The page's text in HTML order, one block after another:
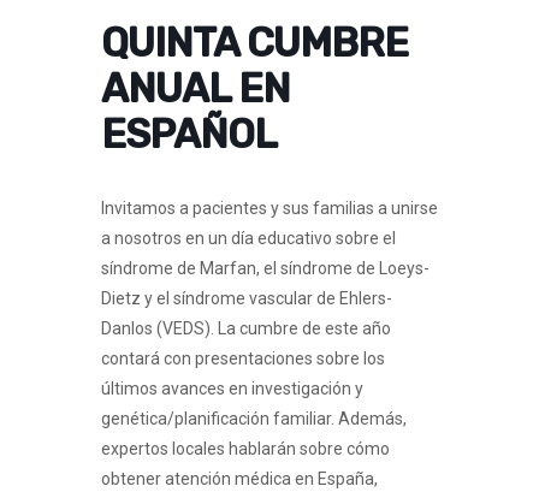
QUINTA CUMBRE
ANUAL EN
ESPAÑOL
Invitamos a pacientes y sus familias a unirse
a nosotros en un día educativo sobre el
síndrome de Marfan, el síndrome de Loeys-
Dietz y el síndrome vascular de Ehlers-
Danlos (VEDS). La cumbre de este año
contará con presentaciones sobre los
últimos avances en investigación y
genética/planificación familiar. Además,
expertos locales hablarán sobre cómo
obtener atención médica en España,